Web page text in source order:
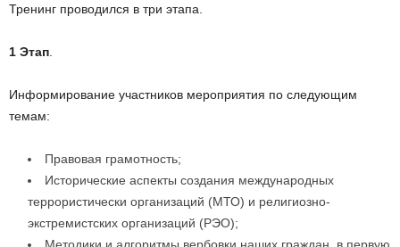
Тренинг проводился в три этапа.
1 Этап
Информирование участников мероприятия по следующим
темам:
Правовая грамотность;
Исторические аспекты создания международных
террористически организаций (МТО) и религиозно-
экстремистских организаций (РЭО);